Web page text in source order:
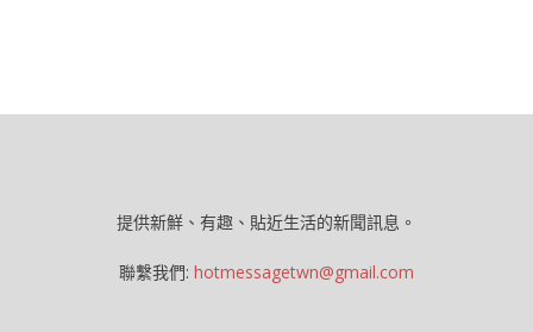
提供新鮮、有趣、貼近生活的新聞訊息。
聯繫我們: hotmessagetwn@gmail.com